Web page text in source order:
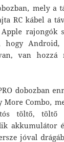
mely a
RC kábel a
rajongók
hogy Android,
van hozzá
dobozban
More Combo,
töltő, töltő
akkumulátor
jóval